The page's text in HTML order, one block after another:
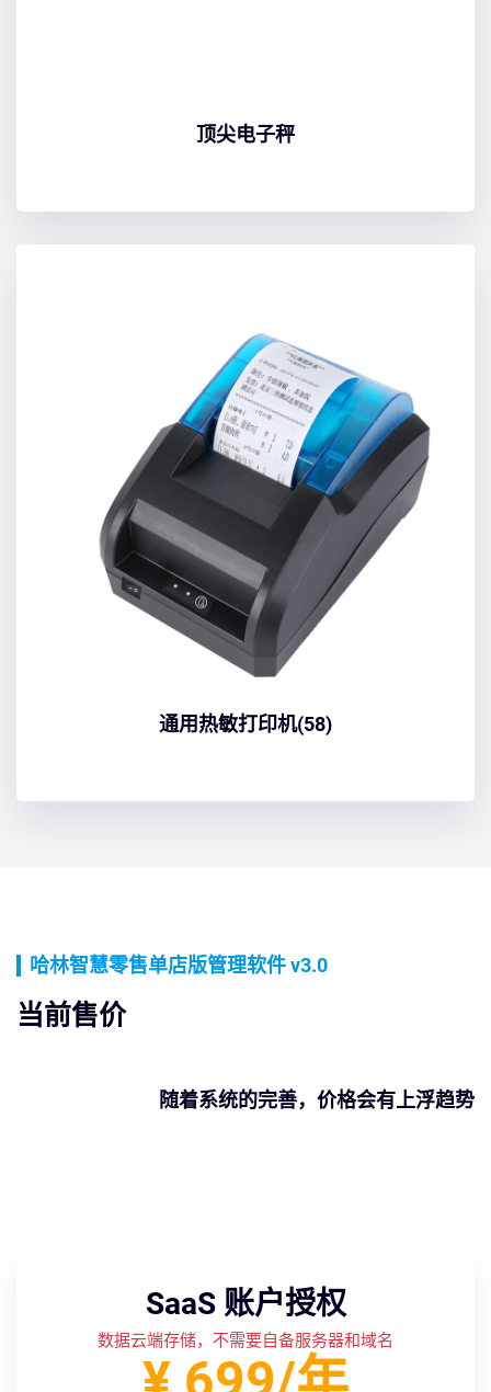
顶尖电子秤
通用热敏打印机(58)
哈林智慧零售单店版管理软件 v3.0
当前售价
随着系统的完善，价格会有上浮趋势
SaaS 账户授权
数据云端存储，不需要自备服务器和域名